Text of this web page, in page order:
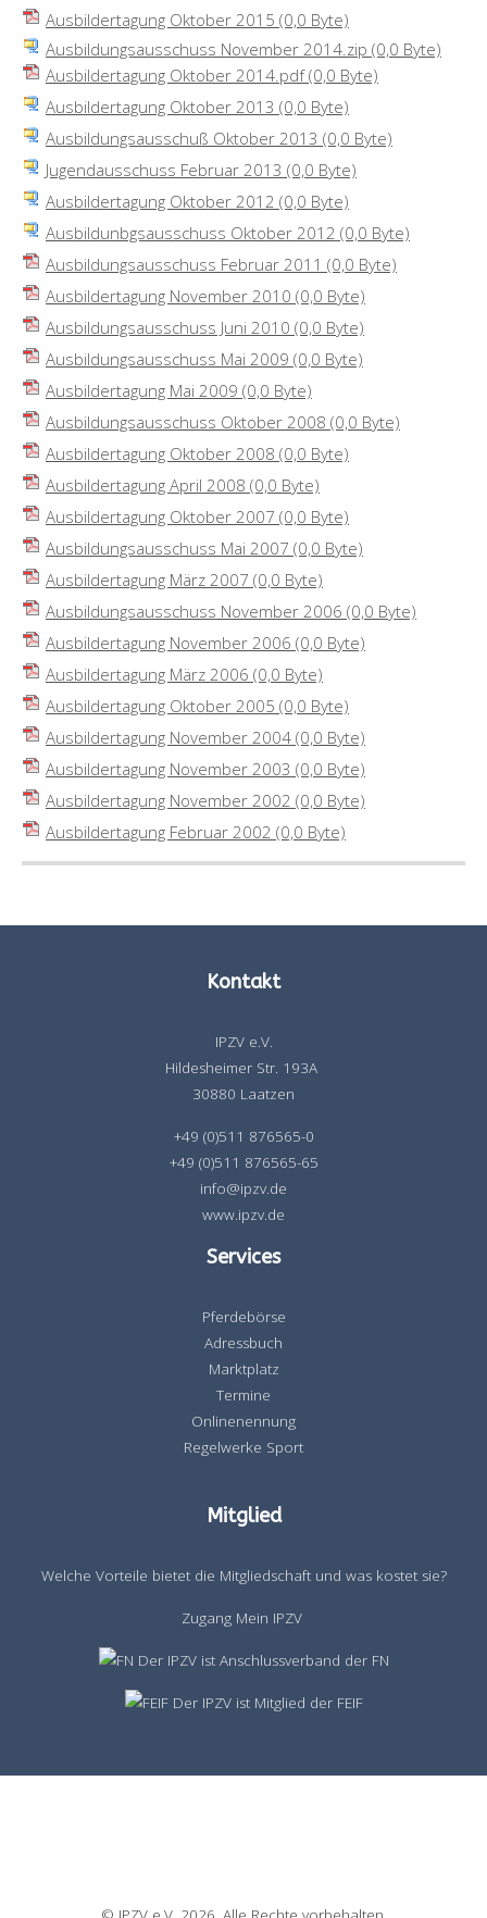
Ausbildertagung Oktober 2015 (0,0 Byte)
Ausbildungsausschuss November 2014.zip (0,0 Byte)
Ausbildertagung Oktober 2014.pdf(0,0 Byte)
Ausbildertagung Oktober 2013 (0,0 Byte)
Ausbildungsausschuß Oktober 2013 (0,0 Byte)
Jugendausschuss Februar 2013 (0,0 Byte)
Ausbildertagung Oktober 2012 (0,0 Byte)
Ausbildunbgsausschuss Oktober 2012 (0,0 Byte)
Ausbildungsausschuss Februar 2011 (0,0 Byte)
Ausbildertagung November 2010 (0,0 Byte)
Ausbildungsausschuss Juni 2010 (0,0 Byte)
Ausbildungsausschuss Mai 2009 (0,0 Byte)
Ausbildertagung Mai 2009 (0,0 Byte)
Ausbildungsausschuss Oktober 2008 (0,0 Byte)
Ausbildertagung Oktober 2008 (0,0 Byte)
Ausbildertagung April 2008 (0,0 Byte)
Ausbildertagung Oktober 2007 (0,0 Byte)
Ausbildungsausschuss Mai 2007 (0,0 Byte)
Ausbildertagung März 2007 (0,0 Byte)
Ausbildungsausschuss November 2006 (0,0 Byte)
Ausbildertagung November 2006 (0,0 Byte)
Ausbildertagung März 2006 (0,0 Byte)
Ausbildertagung Oktober 2005 (0,0 Byte)
Ausbildertagung November 2004 (0,0 Byte)
Ausbildertagung November 2003 (0,0 Byte)
Ausbildertagung November 2002 (0,0 Byte)
Ausbildertagung Februar 2002 (0,0 Byte)
Kontakt
IPZV e.V.
Hildesheimer Str. 193A
30880 Laatzen
+49 (0)511 876565-0
+49 (0)511 876565-65
info@ipzv.de
www.ipzv.de
Services
Pferdebörse
Adressbuch
Marktplatz
Termine
Onlinenennung
Regelwerke Sport
Mitglied
Welche Vorteile bietet die Mitgliedschaft und was kostet sie?
Zugang Mein IPZV
Der IPZV ist Anschlussverband der FN
Der IPZV ist Mitglied der FEIF